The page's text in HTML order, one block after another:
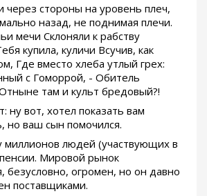
через стороны на уровень плеч,
назад, не поднимая плечи.
мечи Склоняли к рабству
купила, куличи Всучив, как
Где вместо хлеба утлый грех:
с Гоморрой, - Обитель
там и культ бредовый?!
ну вот, хотел показать вам
но ваш сын помочился.
миллионов людей (участвующих в
Мировой рынок
безусловно, огромен, но он давно
поставщиками.